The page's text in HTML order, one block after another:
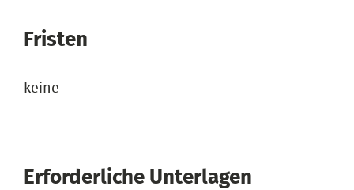
Fristen
keine
Erforderliche Unterlagen